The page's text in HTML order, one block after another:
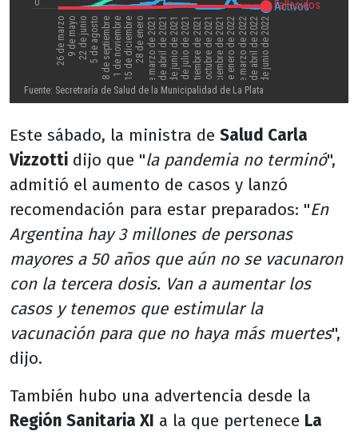
Este sábado, la ministra de Salud Carla
Vizzotti dijo que "la pandemia no terminó",
admitió el aumento de casos y lanzó
recomendación para estar preparados: "En
Argentina hay 3 millones de personas
mayores a 50 años que aún no se vacunaron
con la tercera dosis. Van a aumentar los
casos y tenemos que estimular la
vacunación para que no haya más muertes",
dijo.
También hubo una advertencia desde la
Región Sanitaria XI a la que pertenece La